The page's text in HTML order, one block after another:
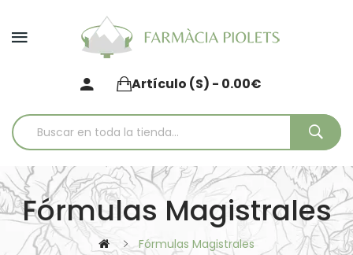
Artículo (s) - 0.00€
Fórmulas Magistrales
Fórmulas Magistrales